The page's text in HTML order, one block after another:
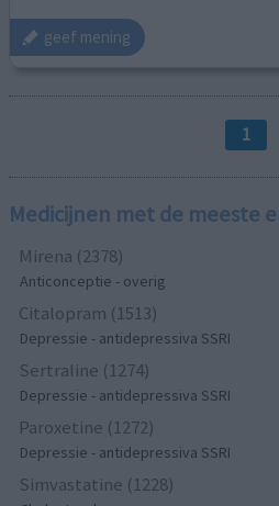
geef mening
1
Medicijnen met de meeste
Mirena (2378)
Anticonceptie - overig
Citalopram (1513)
Depressie - antidepressiva SSRI
Sertraline (1274)
Depressie - antidepressiva SSRI
Paroxetine (1272)
Depressie - antidepressiva SSRI
Simvastatine (1228)